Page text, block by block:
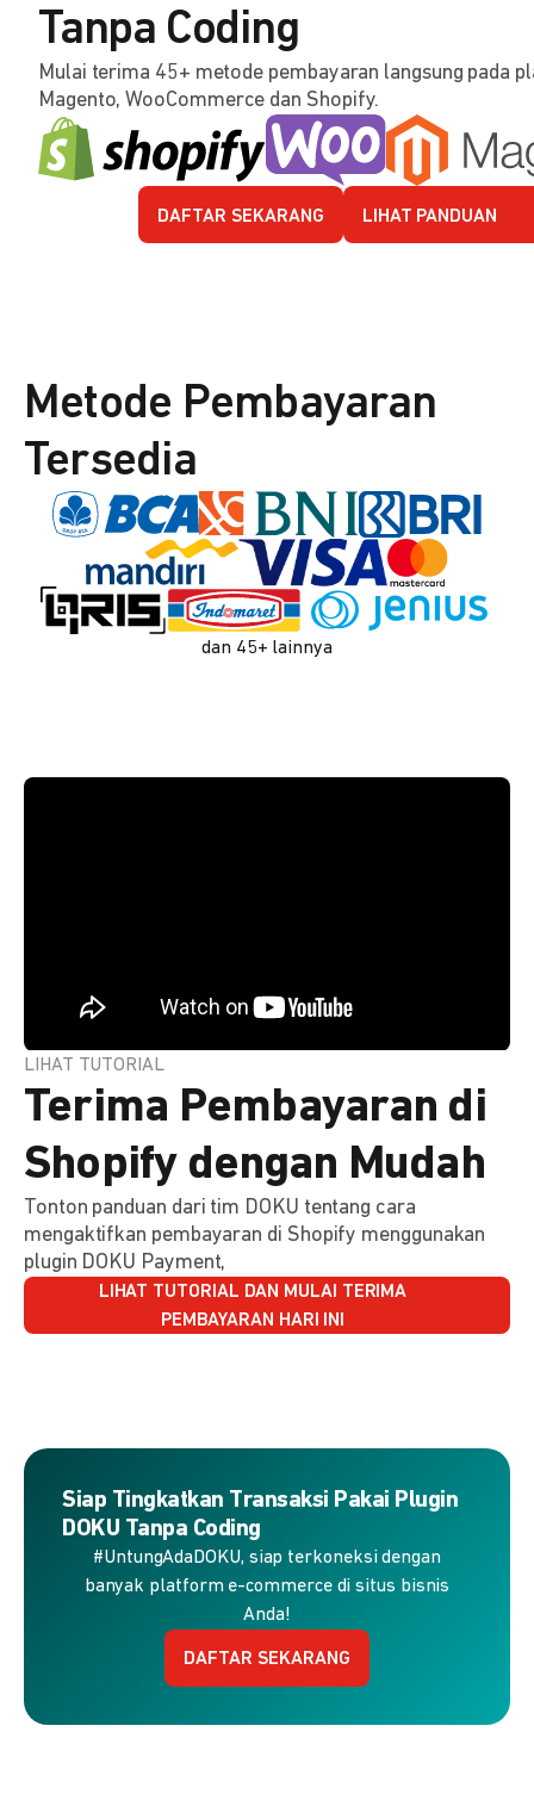
Tanpa Coding
Mulai terima 45+ metode pembayaran langsung pada
Magento, WooCommerce dan Shopify.
DAFTAR SEKARANG LIHAT PANDUAN
Metode Pembayaran
Tersedia
dan 45+ lainnya
LIHAT TUTORIAL
Terima Pembayaran di
Shopify dengan Mudah
Tonton panduan dari tim DOKU tentang cara
mengaktifkan pembayaran di Shopify menggunakan
plugin DOKU Payment,
LIHAT TUTORIAL DAN MULAI TERIMA
PEMBAYARAN HARI INI
Siap Tingkatkan Transaksi Pakai Plugin
DOKU Tanpa Coding
#UntungAdaDOKU, siap terkoneksi dengan
banyak platform e-commerce di situs bisnis
Anda!
DAFTAR SEKARANG